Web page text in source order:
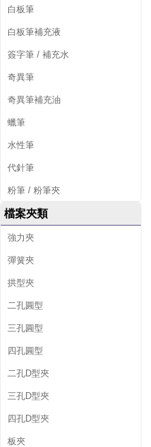
白板筆
白板筆補充液
簽字筆 / 補充水
奇異筆
奇異筆補充油
蠟筆
水性筆
代針筆
粉筆 / 粉筆夾
檔案夾類
強力夾
彈簧夾
拱型夾
二孔圓型
三孔圓型
四孔圓型
二孔D型夾
三孔D型夾
四孔D型夾
板夾